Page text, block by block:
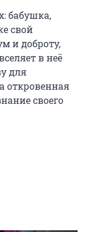
бабушка,
свой
и доброту,
в неё
для
откровенная
своего